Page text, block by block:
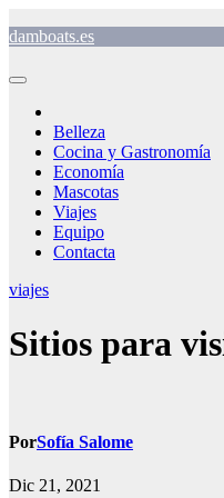
al
damboats.es
Belleza
Cocina y Gastronomía
Economía
Mascotas
Viajes
Equipo
Contacta
viajes
Sitios para
PorSofía Salome
Dic 21, 2021